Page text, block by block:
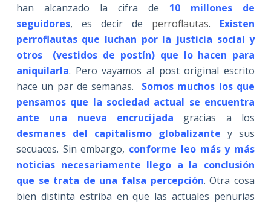
han alcanzado la cifra de 10 millones de
seguidores, es decir de perroflautas. Existen
perroflautas que luchan por la justicia social y
otros (vestidos de postín) que lo hacen para
aniquilarla. Pero vayamos al post original escrito
hace un par de semanas. Somos muchos los que
pensamos que la sociedad actual se encuentra
ante una nueva encrucijada
gracias a los
desmanes del capitalismo globalizante y sus
secuaces. Sin embargo, conforme leo más y más
noticias necesariamente llego a la conclusión
que se trata de una falsa percepción. Otra cosa
bien distinta estriba en que las actuales penurias